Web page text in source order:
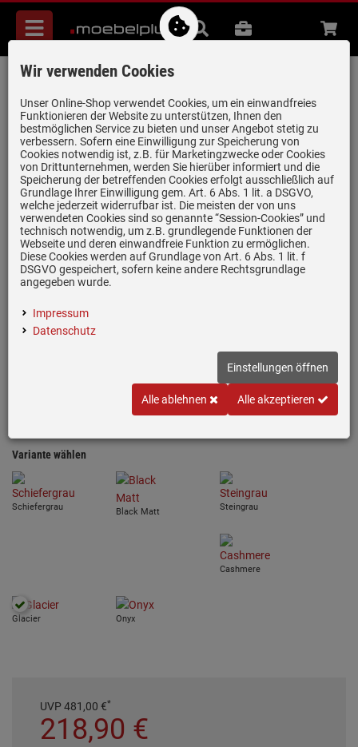
Menü
Suche
B2B Beratung
Franke Pamira ROG 610-41 Glacier -
114.0009.546 Granitspüle
Artikel-Nummer:19931697 | Herstellernummer: 114.0009.546 |
EAN:7612211051295
(2)
Inklusive 5 Jahre Garantie
Variante wählen
Schiefergrau Black Matt Steingrau
Cashmere
Glacier Onyx
UVP 481,00 €*
218,90 €
Wir verwenden Cookies
Unser Online-Shop verwendet Cookies, um ein einwandfreies
Funktionieren der Website zu unterstützen, Ihnen den
bestmöglichen Service zu bieten und unser Angebot stetig zu
verbessern. Sofern eine Einwilligung zur Speicherung von
Cookies notwendig ist, z.B. für Marketingzwecke oder Cookies
von Drittunternehmen, werden Sie hierüber informiert und die
Speicherung der betreffenden Cookies erfolgt ausschließlich auf
Grundlage Ihrer Einwilligung gem. Art. 6 Abs. 1 lit. a DSGVO,
welche jederzeit widerrufbar ist. Die meisten der von uns
verwendeten Cookies sind so genannte “Session-Cookies” und
technisch notwendig, um z.B. grundlegende Funktionen der
Webseite und deren einwandfreie Funktion zu ermöglichen.
Diese Cookies werden auf Grundlage von Art. 6 Abs. 1 lit. f
DSGVO gespeichert, sofern keine andere Rechtsgrundlage
angegeben wurde.
Impressum
Datenschutz
Einstellungen öffnen
Alle ablehnen Alle akzeptieren